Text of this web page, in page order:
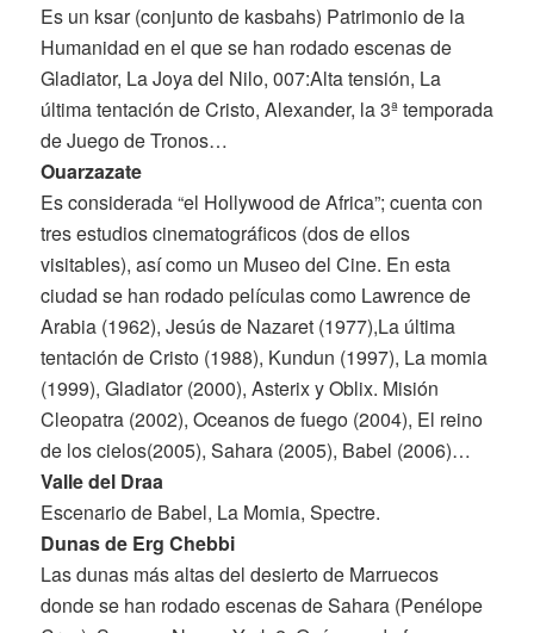
Es un ksar (conjunto de kasbahs) Patrimonio de la
Humanidad en el que se han rodado escenas de
Gladiator, La Joya del Nilo, 007:Alta tensión, La
última tentación de Cristo, Alexander, la 3ª temporada
de Juego de Tronos…
Ouarzazate
Es considerada “el Hollywood de Africa”; cuenta con
tres estudios cinematográficos (dos de ellos
visitables), así como un Museo del Cine. En esta
ciudad se han rodado películas como Lawrence de
Arabia (1962), Jesús de Nazaret (1977),La última
tentación de Cristo (1988), Kundun (1997), La momia
(1999), Gladiator (2000), Asterix y Oblix. Misión
Cleopatra (2002), Oceanos de fuego (2004), El reino
de los cielos(2005), Sahara (2005), Babel (2006)…
Valle del Draa
Escenario de Babel, La Momia, Spectre.
Dunas de Erg Chebbi
Las dunas más altas del desierto de Marruecos
donde se han rodado escenas de Sahara (Penélope